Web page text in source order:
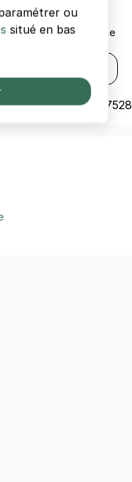
avec votre smartphone
Excellent 4,3/5 7528
ou
situé en bas